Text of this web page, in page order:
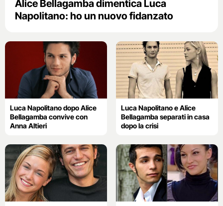
Alice Bellagamba dimentica Luca
Napolitano: ho un nuovo fidanzato
Luca Napolitano dopo Alice
Bellagamba convive con
Anna Altieri
Luca Napolitano e Alice
Bellagamba separati in casa
dopo la crisi